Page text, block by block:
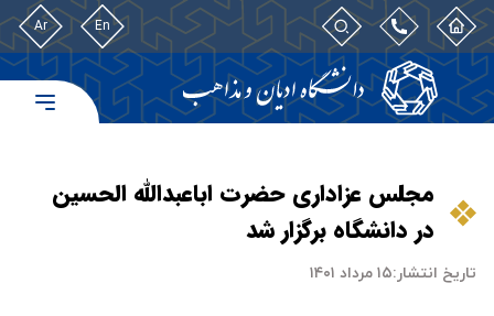
En
Ar
مجلس عزاداری حضرت اباعبدالله الحسین
در دانشگاه برگزار شد
تاریخ انتشار:۱۵ مرداد ۱۴۰۱